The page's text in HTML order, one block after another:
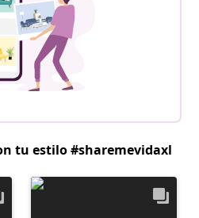
tu estilo #sharemevidaxl